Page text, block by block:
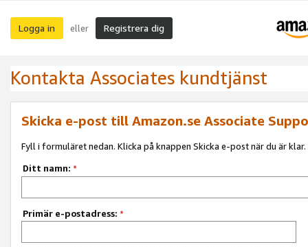
Logga in eller Registrera dig
Kontakta Associates kundtjänst
Skicka e-post till Amazon.se Associate
Fyll i formuläret nedan. Klicka på knappen Skicka e-post när du är klar.
Ditt namn: *
Primär e-postadress: *